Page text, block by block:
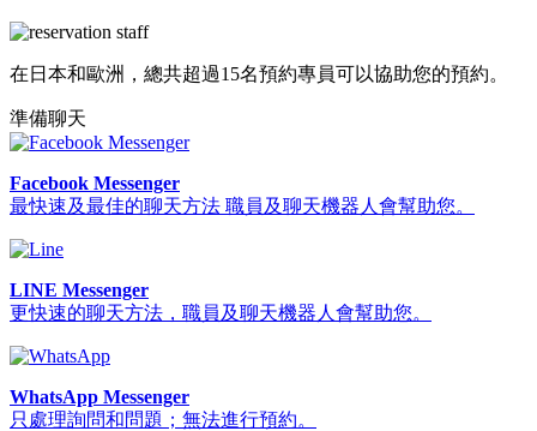
在日本和歐洲，總共超過15名預約專員可以協助您的預約。
準備聊天
Facebook Messenger
最快速及最佳的聊天方法 職員及聊天機器人會幫助您。
LINE Messenger
更快速的聊天方法，職員及聊天機器人會幫助您。
WhatsApp Messenger
只處理詢問和問題；無法進行預約。